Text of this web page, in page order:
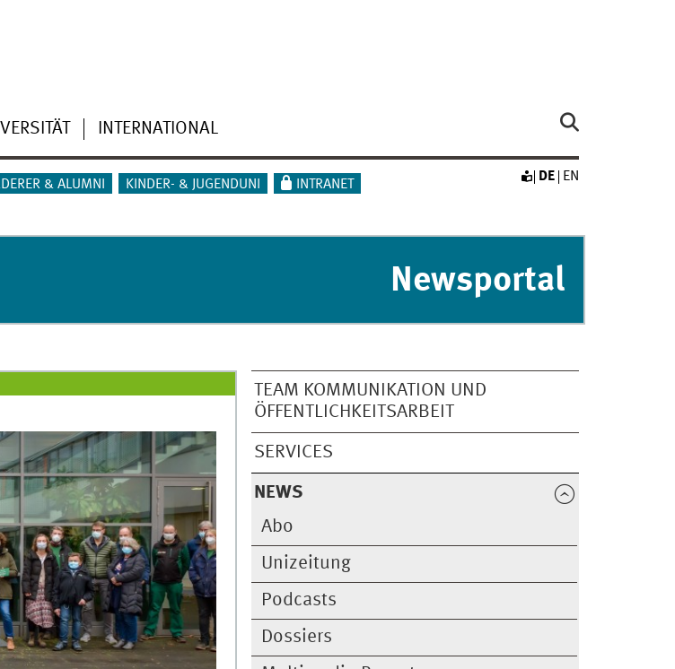
INTERNATIONAL
& ALUMNI KINDER- & JUGENDUNI INTRANET
DE EN
Newsportal
TEAM KOMMUNIKATION UND
ÖFFENTLICHKEITSARBEIT
SERVICES
NEWS
Abo
Unizeitung
Podcasts
Dossiers